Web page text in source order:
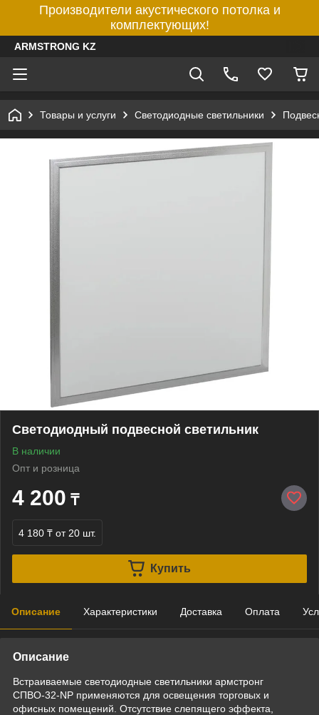
Производители акустического потолка и
комплектующих!
ARMSTRONG KZ
Товары и услуги Светодиодные светильники
Светодиодный подвесной светильник
В наличии
Опт и розница
4 200 ₸
4 180 ₸ от 20 шт.
Купить
Описание Характеристики Доставка Оплата
Описание
Встраиваемые светодиодные светильники армстронг
СПВО-32-NP применяются для освещения торговых и
офисных помещений. Отсутствие слепящего эффекта,